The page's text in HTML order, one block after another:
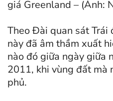
giá Greenland – (Ảnh:
Theo Đài quan sát Trái
này đã âm thầm xuất
nào đó giữa ngày giữa
2011, khi vùng đất mà
phủ.